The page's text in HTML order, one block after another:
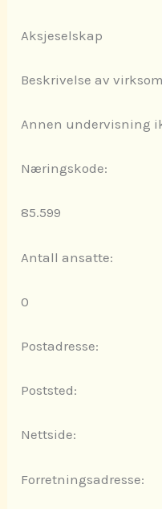
Aksjeselskap
Beskrivelse av
Annen undervisning
Næringskode:
85.599
Antall ansatte:
0
Postadresse:
Poststed:
Nettside:
Forretningsadresse: